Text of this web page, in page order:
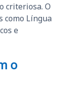
criteriosa. O
como Língua
e
o